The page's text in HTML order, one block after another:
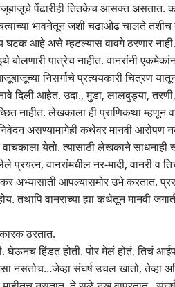
पेंढारीही तितकेच आसक्त असतात.
भावनेतून जशी चढाओढ चालते तशीच
घटक आहे असे म्हटल्यास वावगे ठरणार नाही.
बोलणारी पात्रेच नाहीत. वानरांनी
निसर्गाचे प्रत्ययकारी चित्रण
दिली आहेत. उदा., मुडा, लालबुड्या,
नाहीत. लेखकाला ही प्राणिकथा
असण्यामागेही कथेवर मानवी आरोपण
वाचकाला येतो. त्यासाठी लेखकाने
प्रयत्न, वानरांमधील नर-मादी, वानरी व
अभ्यासांती आपल्यासमोर उभे करतात.
वानराच्या ह्या कथेतून मानवी
ठरतात.
घेऊनच हिंडत होती. पोर मेलं होतं, तिचं
संघर्ष उचल खातो, तेव्हा